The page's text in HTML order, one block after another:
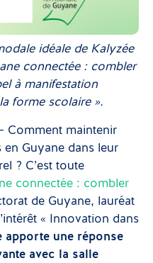
idéale de Kalyzée
connectée : combler
à manifestation
forme scolaire ».
Comment maintenir
en Guyane dans leur
? C’est toute
connectée : combler
de Guyane, lauréat
« Innovation dans
apporte une réponse
avec la salle